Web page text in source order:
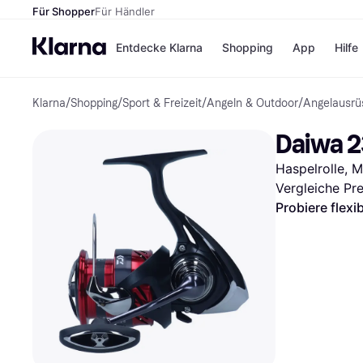
Für ShopperFür Händler
Entdecke Klarna
Zahlungsmethoden
Sofort bezahlen
Bezahle in 3
Teilzahlungen
Bezahle in bis zu 30
Shopping
Shops
eBay
Temu
SHEIN
App Hilfe
Klarna/Shopping/Sport & Freizeit/Angeln & Outdoor/
Daiwa
Haspelrolle,
Vergleiche
Probiere